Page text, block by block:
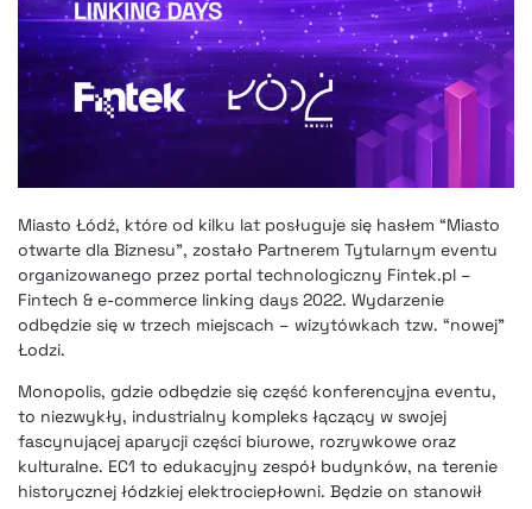
Miasto Łódź, które od kilku lat posługuje się hasłem “Miasto
otwarte dla Biznesu”, zostało Partnerem Tytularnym eventu
organizowanego przez portal technologiczny Fintek.pl –
Fintech & e-commerce linking days 2022. Wydarzenie
odbędzie się w trzech miejscach – wizytówkach tzw. “nowej”
Łodzi.
Monopolis, gdzie odbędzie się część konferencyjna eventu,
to niezwykły, industrialny kompleks łączący w swojej
fascynującej aparycji części biurowe, rozrywkowe oraz
kulturalne. EC1 to edukacyjny zespół budynków, na terenie
historycznej łódzkiej elektrociepłowni. Będzie on stanowił